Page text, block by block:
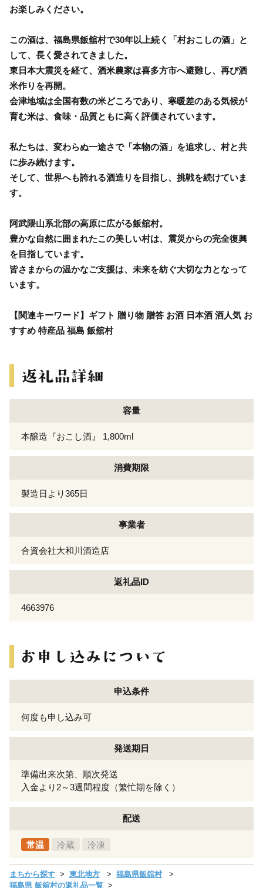
お楽しみください。
この酒は、福島県飯舘村で30年以上続く「村おこしの酒」と
して、長く愛されてきました。
東日本大震災を経て、酒米農家は喜多方市へ避難し、再び酒
米作りを再開。
会津地域は全国有数の米どころであり、寒暖差のある気候が
育む米は、食味・品質ともに高く評価されています。
私たちは、変わらぬ一途さで「本物の酒」を追求し、村と共
に歩み続けます。
そして、世界へも誇れる酒造りを目指し、挑戦を続けていま
す。
阿武隈山系北部の高原に広がる飯舘村。
豊かな自然に囲まれたこの美しい村は、震災からの完全復興
を目指しています。
皆さまからの温かなご支援は、未来を紡ぐ大切な力となって
います。
【関連キーワード】ギフト 贈り物 贈答 お酒 日本酒 酒人気 お
すすめ 特産品 福島 飯舘村
容量
本醸造『おこし酒』 1,800ml
消費期限
製造日より365日
事業者
合資会社大和川酒造店
返礼品ID
4663976
申込条件
何度も申し込み可
発送期日
準備出来次第、順次発送
入金より2～3週間程度（繁忙期を除く）
配送
常温 冷蔵 冷凍
まちから探す 東北地方
福島県飯舘村
福島県 飯舘村の返礼品一覧